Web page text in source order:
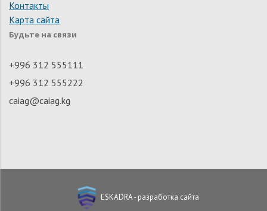
Контакты
Карта сайта
Будьте на связи
+996 312 555111
+996 312 555222
caiag@caiag.kg
ESKADRA - разработка сайта